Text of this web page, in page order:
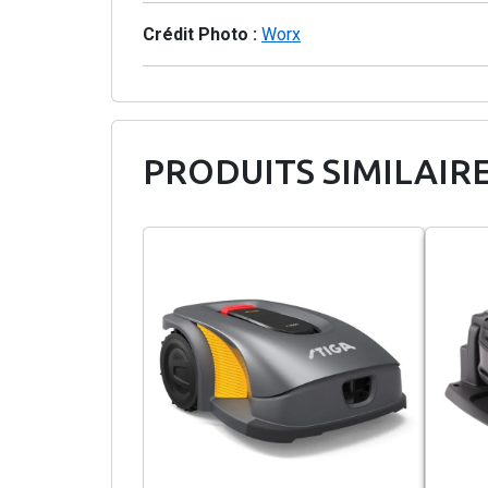
Crédit Photo : Worx
PRODUITS